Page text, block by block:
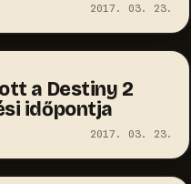
2017. 03. 23.
a Destiny 2
időpontja
2017. 03. 23.